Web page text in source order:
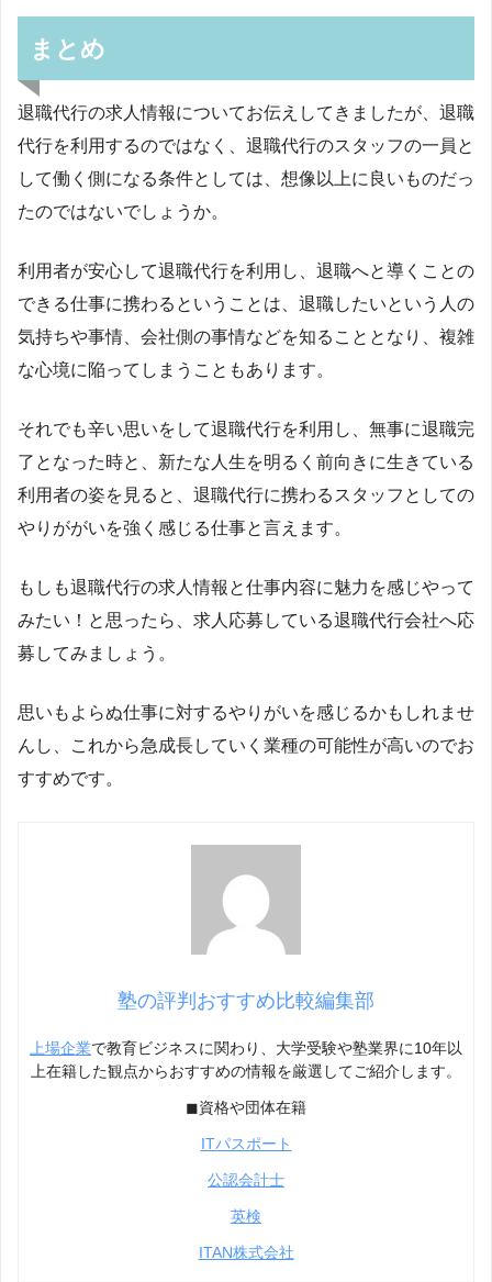
まとめ
退職代行の求人情報についてお伝えしてきましたが、退職
代行を利用するのではなく、退職代行のスタッフの一員と
して働く側になる条件としては、想像以上に良いものだっ
たのではないでしょうか。
利用者が安心して退職代行を利用し、退職へと導くことの
できる仕事に携わるということは、退職したいという人の
気持ちや事情、会社側の事情などを知ることとなり、複雑
な心境に陥ってしまうこともあります。
それでも辛い思いをして退職代行を利用し、無事に退職完
了となった時と、新たな人生を明るく前向きに生きている
利用者の姿を見ると、退職代行に携わるスタッフとしての
やりががいを強く感じる仕事と言えます。
もしも退職代行の求人情報と仕事内容に魅力を感じやって
みたい！と思ったら、求人応募している退職代行会社へ応
募してみましょう。
思いもよらぬ仕事に対するやりがいを感じるかもしれませ
んし、これから急成長していく業種の可能性が高いのでお
すすめです。
塾の評判おすすめ比較編集部
上場企業で教育ビジネスに関わり、大学受験や塾業界に10年以
上在籍した観点からおすすめの情報を厳選してご紹介します。
◼︎資格や団体在籍
ITパスポート
公認会計士
英検
ITAN株式会社